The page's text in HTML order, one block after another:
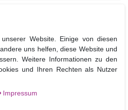
mm dicke, vollkommen
abwischbaren silbrigen Folie bezogen
mit Fondant bezogenen Torten und
mehrfach verwendet werden.
mit Fondant bezogen und so in die
werden.
, Höhe ca.12 mm
Website. Einige von diesen
uns helfen, diese Website und
Weitere Informationen zu den
und Ihren Rechten als Nutzer
Impressum